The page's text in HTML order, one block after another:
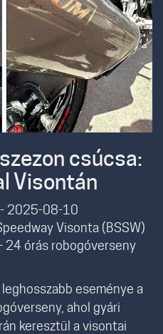
csúcsa:
Visontán
2025-08-10
Visonta (BSSW)
24 órás robogóverseny
eseménye a
ahol gyári
keresztül a visontai